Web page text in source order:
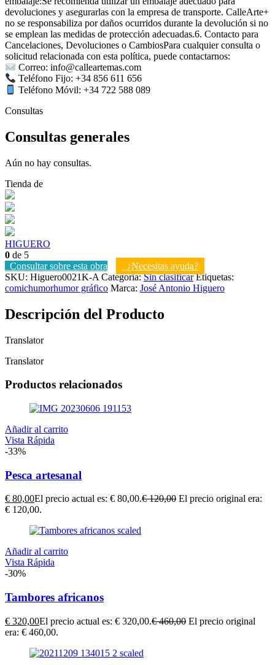
devoluciones y asegurarlas con la empresa de transporte. CalleArte+
no se responsabiliza por daños ocurridos durante la devolución si no
se emplean las medidas de protección adecuadas.6. Contacto para
Cancelaciones, Devoluciones o CambiosPara cualquier consulta o
solicitud relacionada con esta política, puede contactarnos:
Correo: info@calleartemas.com
Teléfono Fijo: +34 856 611 656
Teléfono Móvil: +34 722 588 089
Consultas
Consultas generales
Aún no hay consultas.
Tienda de
HIGUERO
0 de 5
Consultar sobre esta obra
¿Necesitas ayuda?
SKU: Higuero0021K-A Categoría:Sin clasificar Etiquetas:
comichumorhumor gráfico Marca: José Antonio Higuero
Descripción del Producto
Translator
Translator
Productos relacionados
Añadir al carrito
Vista Rápida
-33%
Pesca artesanal
€ 80,00El precio actual es: € 80,00.€120,00 El precio original era:
€ 120,00.
Añadir al carrito
Vista Rápida
-30%
Tambores africanos
€ 320,00El precio actual es: € 320,00.€460,00 El precio original
era: € 460,00.